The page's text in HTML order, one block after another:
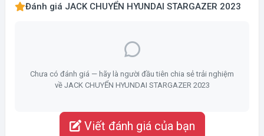
Đánh giá JACK CHUYỂN HYUNDAI STARGAZER 2023
Chưa có đánh giá — hãy là người đầu tiên chia sẻ trải nghiệm
về JACK CHUYỂN HYUNDAI STARGAZER 2023
Viết đánh giá của bạn